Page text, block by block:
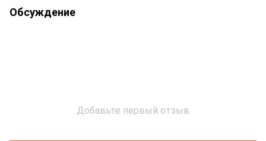
Обсуждение
Добавьте первый отзыв